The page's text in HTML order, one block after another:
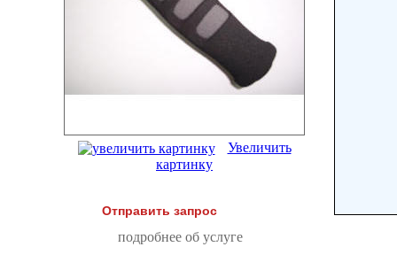
Увеличить
картинку
Отправить запрос
подробнее об услуге